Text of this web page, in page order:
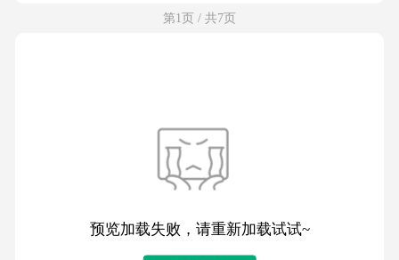
第1页 / 共7页
预览加载失败，请重新加载试试~